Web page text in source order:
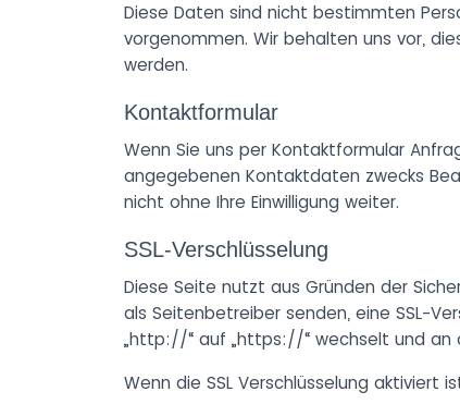
Diese Daten sind nicht bestimmten
vorgenommen. Wir behalten uns vor,
werden.
Kontaktformular
Wenn Sie uns per Kontaktformular
angegebenen Kontaktdaten zwecks
nicht ohne Ihre Einwilligung weiter.
SSL-Verschlüsselung
Diese Seite nutzt aus Gründen der
als Seitenbetreiber senden, eine SSL-
„http://“ auf „https://“ wechselt und an
Wenn die SSL Verschlüsselung aktiviert